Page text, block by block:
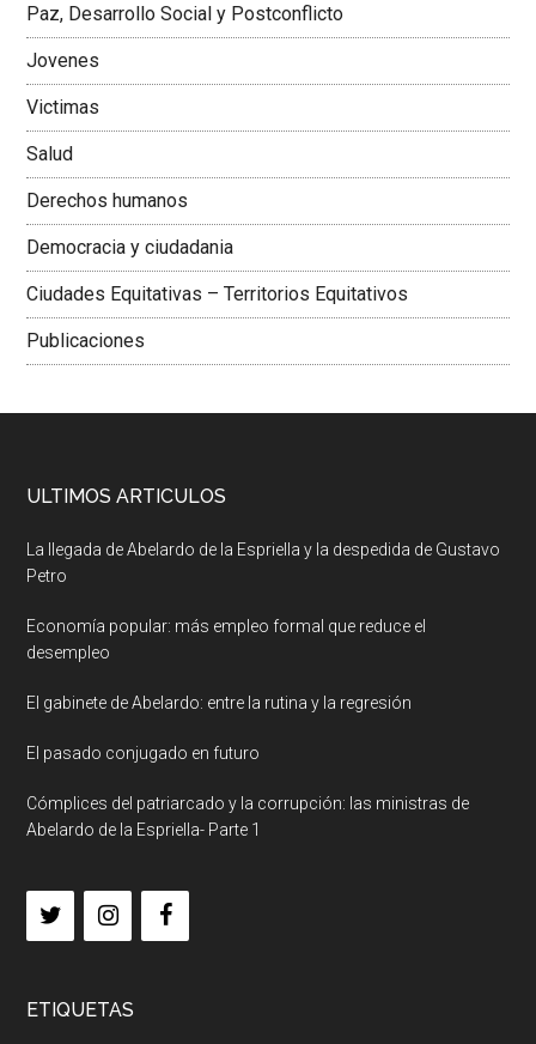
Paz, Desarrollo Social y Postconflicto
Jovenes
Victimas
Salud
Derechos humanos
Democracia y ciudadania
Ciudades Equitativas – Territorios Equitativos
Publicaciones
ULTIMOS ARTICULOS
La llegada de Abelardo de la Espriella y la despedida de Gustavo
Petro
Economía popular: más empleo formal que reduce el
desempleo
El gabinete de Abelardo: entre la rutina y la regresión
El pasado conjugado en futuro
Cómplices del patriarcado y la corrupción: las ministras de
Abelardo de la Espriella- Parte 1
ETIQUETAS